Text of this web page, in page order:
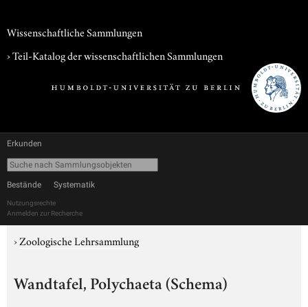
Wissenschaftliche Sammlungen
› Teil-Katalog der wissenschaftlichen Sammlungen
Erkunden
Bestände Systematik
Nutzungsrechte
Anmelden zur Recherche
›Zoologische Lehrsammlung
Wandtafel, Polychaeta (Schema)